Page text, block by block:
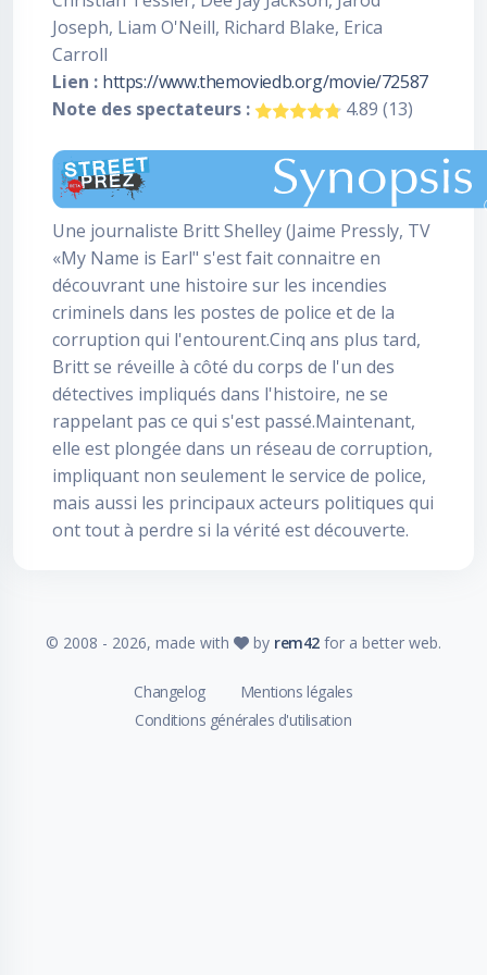
Joseph, Liam O'Neill, Richard Blake, Erica
Carroll
Lien : https://www.themoviedb.org/movie/72587
Note des spectateurs :
4.89 (13)
Une journaliste Britt Shelley (Jaime Pressly, TV
«My Name is Earl" s'est fait connaitre en
découvrant une histoire sur les incendies
criminels dans les postes de police et de la
corruption qui l'entourent.Cinq ans plus tard,
Britt se réveille à côté du corps de l'un des
détectives impliqués dans l'histoire, ne se
rappelant pas ce qui s'est passé.Maintenant,
elle est plongée dans un réseau de corruption,
impliquant non seulement le service de police,
mais aussi les principaux acteurs politiques qui
ont tout à perdre si la vérité est découverte.
© 2008 - 2026, made with by rem42 for a better web.
Changelog
Mentions légales
Conditions générales d'utilisation